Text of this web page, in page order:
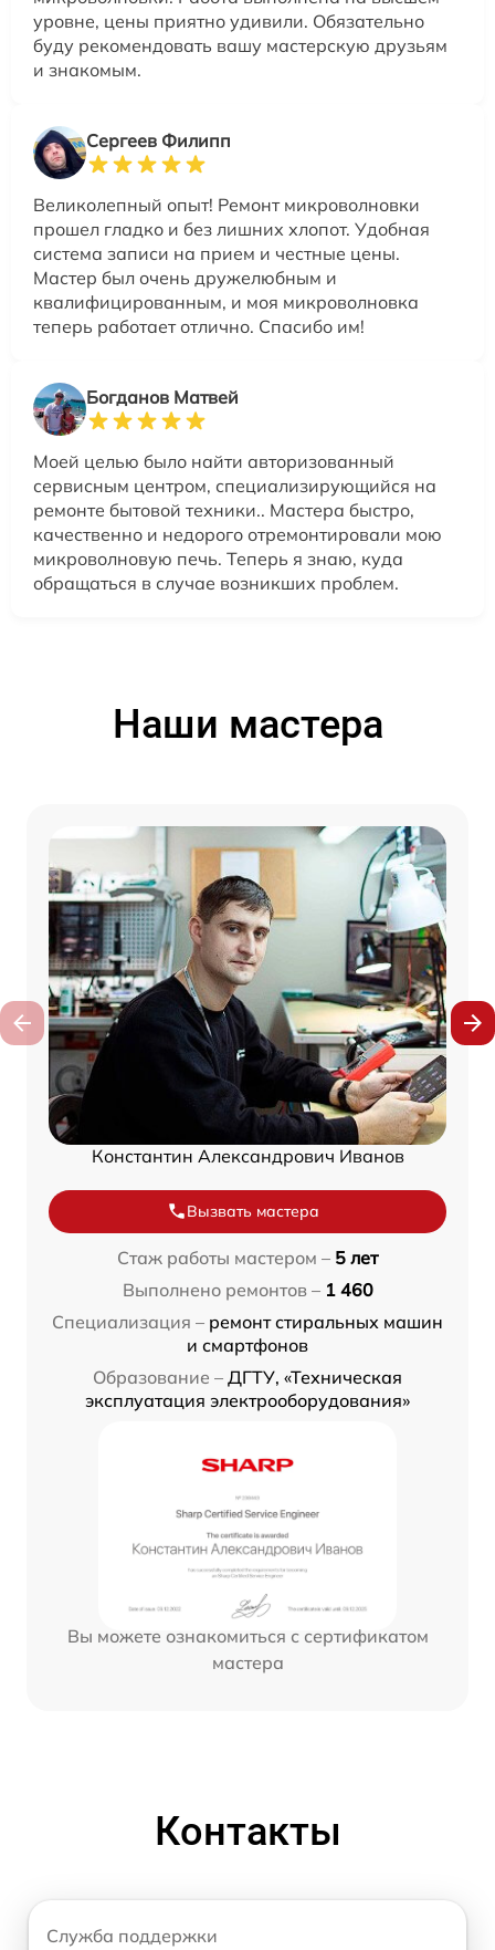
уровне, цены приятно удивили. Обязательно
буду рекомендовать вашу мастерскую друзьям
и знакомым.
Сергеев Филипп
Великолепный опыт! Ремонт микроволновки
прошел гладко и без лишних хлопот. Удобная
система записи на прием и честные цены.
Мастер был очень дружелюбным и
квалифицированным, и моя микроволновка
теперь работает отлично. Спасибо им!
Богданов Матвей
Моей целью было найти авторизованный
сервисным центром, специализирующийся на
ремонте бытовой техники.. Мастера быстро,
качественно и недорого отремонтировали мою
микроволновую печь. Теперь я знаю, куда
обращаться в случае возникших проблем.
Наши мастера
Константин Александрович Иванов
Вызвать мастера
Стаж работы мастером – 5 лет
Выполнено ремонтов – 1 460
Специализация – ремонт стиральных машин
и смартфонов
Образование – ДГТУ, «Техническая
эксплуатация электрооборудования»
Вы можете ознакомиться с сертификатом
мастера
Контакты
Служба поддержки